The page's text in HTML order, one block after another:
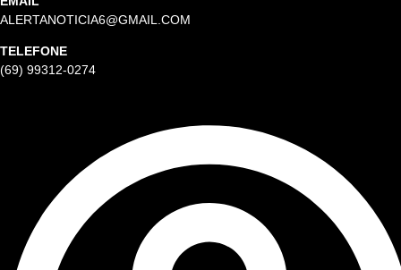
ALERTANOTICIA6@GMAIL.COM
TELEFONE
(69) 99312-0274